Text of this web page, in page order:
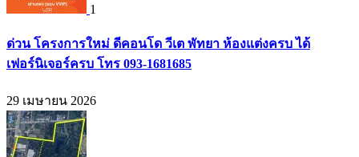
1
ด่วน โครงการใหม่ ดีคอนโด วีเต พัทยา ห้องแต่งครบ ได้
เฟอร์นิเจอร์ครบ โทร 093-1681685
29 เมษายน 2026